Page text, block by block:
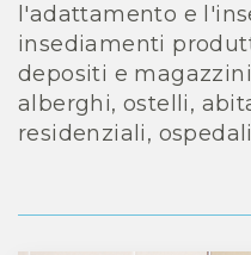
l'adattamento e
insediamenti
depositi e
alberghi, ostelli,
residenziali,